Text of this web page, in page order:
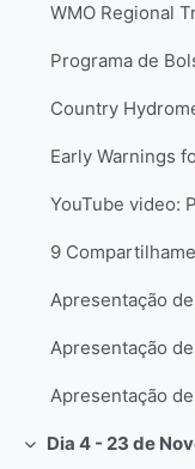
WMO Regional
Programa de
Country
Early Warnings
Apresentação
Apresentação
Apresentação
Свернуть
Dia 4 - 23 de